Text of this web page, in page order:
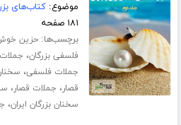
موضوع:کتاب‌های
۱۸۱ صفحه
برچسب‌ها:حزین
فلسفی بزرگان،
جملات فلسفی،
قصار، جملات قصار،
سخنان بزرگان ایران،